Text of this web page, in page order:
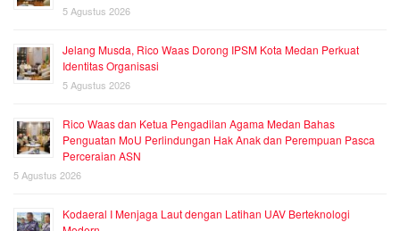
5 Agustus 2026
Jelang Musda, Rico Waas Dorong IPSM Kota Medan Perkuat
Identitas Organisasi
5 Agustus 2026
Rico Waas dan Ketua Pengadilan Agama Medan Bahas
Penguatan MoU Perlindungan Hak Anak dan Perempuan Pasca
Perceraian ASN
5 Agustus 2026
Kodaeral I Menjaga Laut dengan Latihan UAV Berteknologi